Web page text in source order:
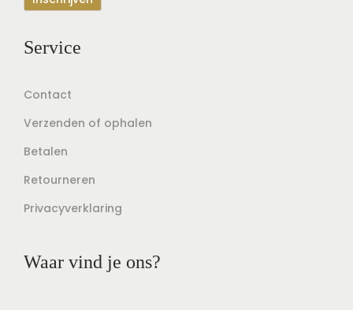
Service
Contact
Verzenden of ophalen
Betalen
Retourneren
Privacyverklaring
Waar vind je ons?